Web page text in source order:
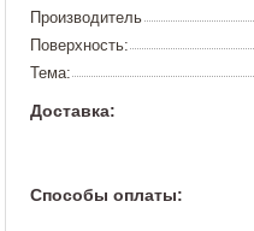
Производитель
Поверхность:
Тема:
Доставка:
Способы оплаты: